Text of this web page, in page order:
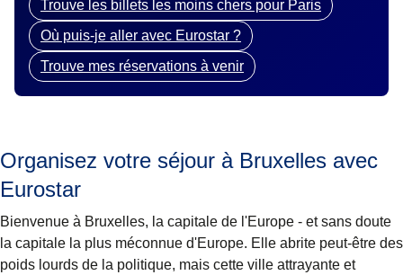
Trouve les billets les moins chers pour Paris
Où puis-je aller avec Eurostar ?
Trouve mes réservations à venir
Organisez votre séjour à Bruxelles avec
Eurostar
Bienvenue à Bruxelles, la capitale de l'Europe - et sans doute
la capitale la plus méconnue d'Europe. Elle abrite peut-être des
poids lourds de la politique, mais cette ville attrayante et